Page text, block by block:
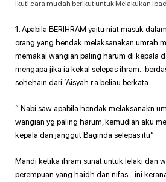
Ikuti cara mudah berikut untuk Melakukan
1. Apabila BERIHRAM yaitu niat masuk
orang yang hendak melaksanakan umrah
memakai wangian paling harum di kepala
mengapa jika ia kekal selepas
sohehain dari ‘Aisyah r.a beliau berkata
” Nabi saw apabila hendak melaksanakn
wangian yg paling harum, kemudian aku
kepala dan janggut Baginda selepas itu”
Mandi ketika ihram sunat untuk lelaki dan
perempuan yang haidh dan nifas… ini